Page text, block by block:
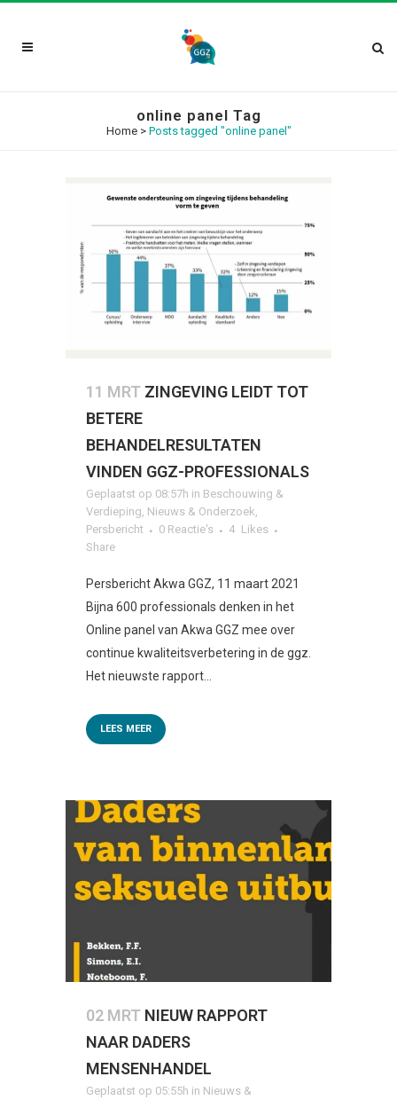
online panel Tag
Home> Posts tagged "online panel"
11 MRT ZINGEVING LEIDT TOT
BETERE
BEHANDELRESULTATEN
VINDEN GGZ-PROFESSIONALS
Geplaatst op 08:57h in Beschouwing &
Verdieping, Nieuws & Onderzoek,
Persbericht
0 Reactie's 4 Likes
Share
Persbericht Akwa GGZ, 11 maart 2021
Bijna 600 professionals denken in het
Online panel van Akwa GGZ mee over
continue kwaliteitsverbetering in de ggz.
Het nieuwste rapport...
LEES MEER
02 MRT NIEUW RAPPORT
NAAR DADERS
MENSENHANDEL
Geplaatst op 05:55h in Nieuws &